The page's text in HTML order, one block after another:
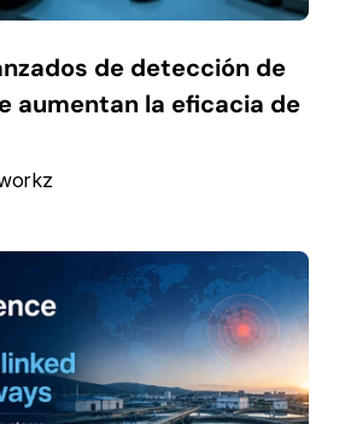
de detección de
aumentan la eficacia de